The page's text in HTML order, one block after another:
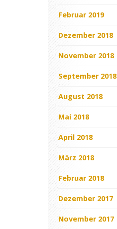
Februar 2019
Dezember 2018
November 2018
September 2018
August 2018
Mai 2018
April 2018
März 2018
Februar 2018
Dezember 2017
November 2017